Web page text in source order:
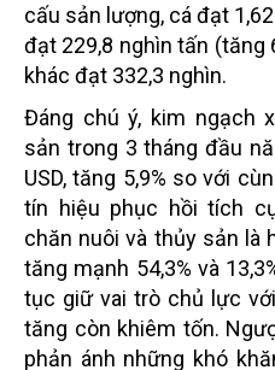
cấu sản lượng, cá đạt
đạt 229,8 nghìn tấn (tăng
khác đạt 332,3 nghìn.
Đáng chú ý, kim ngạch
sản trong 3 tháng đầu
USD, tăng 5,9% so với
tín hiệu phục hồi tích
chăn nuôi và thủy sản là
tăng mạnh 54,3% và
tục giữ vai trò chủ lực
tăng còn khiêm tốn.
phản ánh những khó